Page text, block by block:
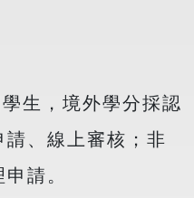
生，境外學分採認
、線上審核；非
請。